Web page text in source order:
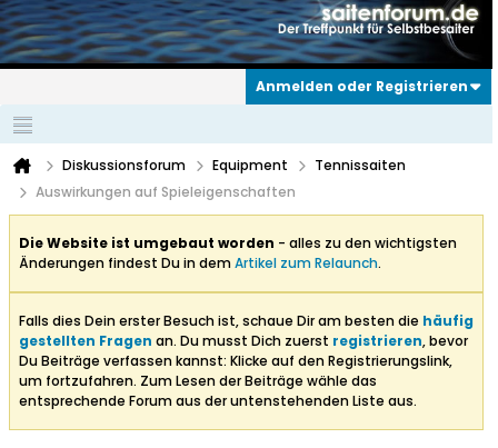
Anmelden oder Registrieren
Diskussionsforum Equipment
Tennissaiten
Auswirkungen auf Spieleigenschaften
Die Website ist umgebaut worden - alles zu den wichtigsten
Änderungen findest Du in demArtikel zum Relaunch.
Falls dies Dein erster Besuch ist, schaue Dir am besten die häufig
gestellten Fragen an. Du musst Dich zuerst registrieren, bevor
Du Beiträge verfassen kannst: Klicke auf den Registrierungslink,
um fortzufahren. Zum Lesen der Beiträge wähle das
entsprechende Forum aus der untenstehenden Liste aus.